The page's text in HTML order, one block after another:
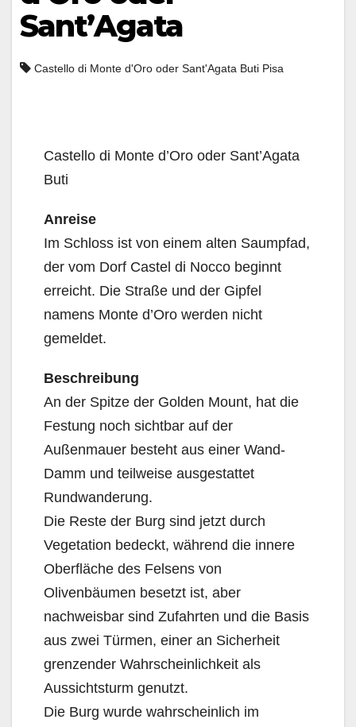
Sant’Agata
Castello di Monte d'Oro oder Sant'Agata Buti Pisa
Castello di Monte d’Oro oder Sant’Agata
Buti
Anreise
Im Schloss ist von einem alten Saumpfad,
der vom Dorf Castel di Nocco beginnt
erreicht. Die Straße und der Gipfel
namens Monte d’Oro werden nicht
gemeldet.
Beschreibung
An der Spitze der Golden Mount, hat die
Festung noch sichtbar auf der
Außenmauer besteht aus einer Wand-
Damm und teilweise ausgestattet
Rundwanderung.
Die Reste der Burg sind jetzt durch
Vegetation bedeckt, während die innere
Oberfläche des Felsens von
Olivenbäumen besetzt ist, aber
nachweisbar sind Zufahrten und die Basis
aus zwei Türmen, einer an Sicherheit
grenzender Wahrscheinlichkeit als
Aussichtsturm genutzt.
Die Burg wurde wahrscheinlich im